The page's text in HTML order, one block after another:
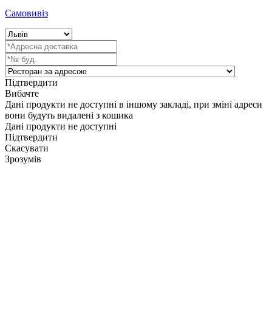
Самовивіз
Підтвердити
Вибачте
Дані продукти не доступні в іншому закладі, при зміні адреси
вони будуть видалені з кошика
Дані продукти не доступні
Підтвердити
Скасувати
Зрозумів